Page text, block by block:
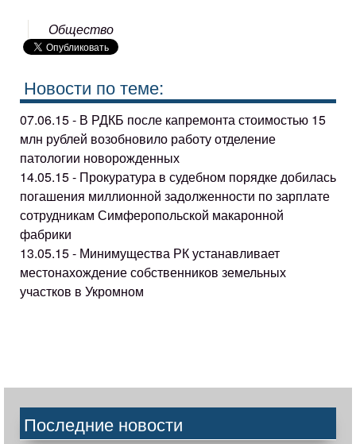
Общество
Новости по теме:
07.06.15 - В РДКБ после капремонта стоимостью 15
млн рублей возобновило работу отделение
патологии новорожденных
14.05.15 - Прокуратура в судебном порядке добилась
погашения миллионной задолженности по зарплате
сотрудникам Симферопольской макаронной
фабрики
13.05.15 - Минимущества РК устанавливает
местонахождение собственников земельных
участков в Укромном
Последние новости